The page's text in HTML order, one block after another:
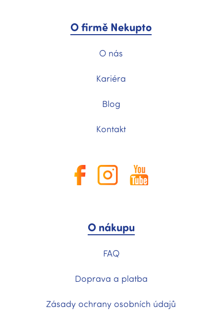
O firmě Nekupto
O nás
Kariéra
Blog
Kontakt
O nákupu
FAQ
Doprava a platba
Zásady ochrany osobních údajů